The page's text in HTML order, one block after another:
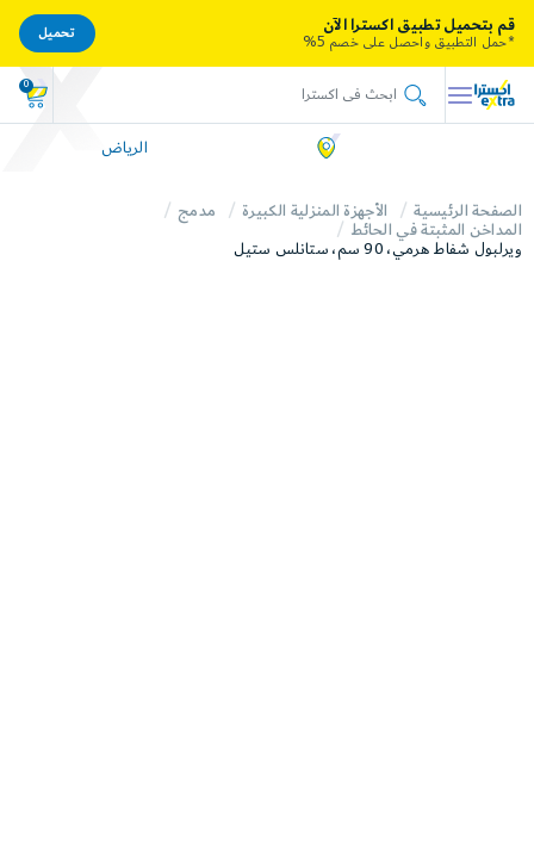
0
الرياض
الصفحة الرئيسية الأجهزة المنزلية الكبيرة
مدمج
المداخن المثبتة في الحائط
ويرلبول شفاط هرمي، 90 سم، ستانلس ستيل
قم بتحميل تطبيق اكسترا الآن
*حمل التطبيق واحصل على خصم 5%
تحميل